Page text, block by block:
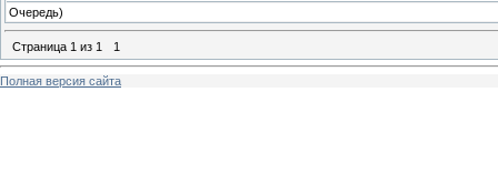
Очередь)
Страница 1 из 1 1
Полная версия сайта